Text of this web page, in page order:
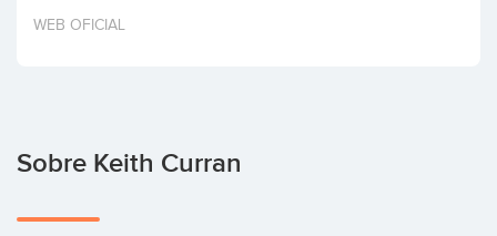
Invertir
WEB OFICIAL
Sobre Keith Curran